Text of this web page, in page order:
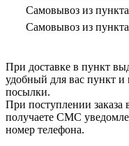
Самовывоз из
Самовывоз из
При доставке в пункт
удобный для вас пункт и
посылки.
При поступлении
получаете СМС
номер телефона.